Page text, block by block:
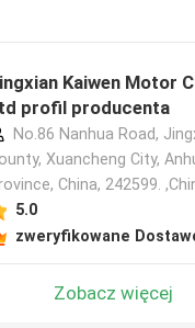
Kaiwen Motor
profil producenta
No.86 Nanhua Road,
Xuancheng City,
China, 242599.
5.0
zweryfikowane
Zobacz więcej